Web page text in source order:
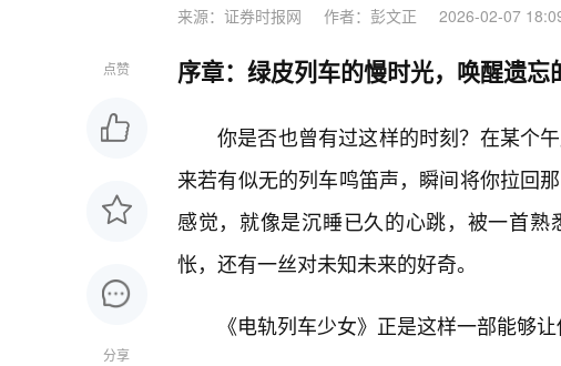
来源：证券时报网 作者：彭文正 2026-02-07
点赞
分享
序章：绿皮列车的慢时光，唤醒遗忘
你是否也曾有过这样的时刻？在某个
来若有似无的列车鸣笛声，瞬间将你拉回
感觉，就像是沉睡已久的心跳，被一首
怅，还有一丝对未知未来的好奇。
《电轨列车少女》正是这样一部能够让